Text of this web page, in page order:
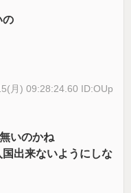
の
月) 09:28:24.60 ID:OUp
いのかね
出来ないようにしな